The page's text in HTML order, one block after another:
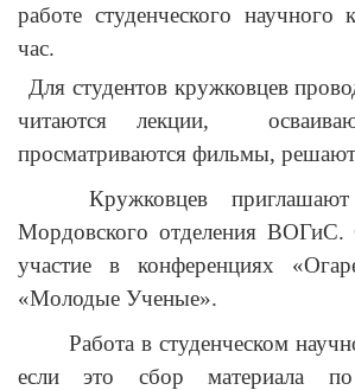
работе студенческого
час.
Для студентов кружковцев
читаются лекции,
просматриваются фильмы,
Кружковцев
Мордовского отделения
участие в конференциях
«Молодые Ученые».
Работа в студенческом
если это сбор материала по